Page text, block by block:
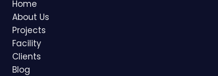
Home
About Us
Projects
Facility
Clients
Blog